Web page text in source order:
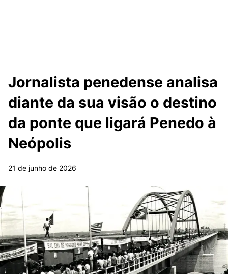
Jornalista penedense analisa
diante da sua visão o destino
da ponte que ligará Penedo à
Neópolis
21 de junho de 2026